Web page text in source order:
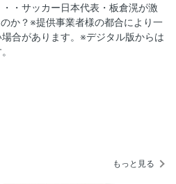
遺産登録で、“御墳印”ブームがや
４つの論点」
施設に独占潜入！
記
・サッカー日本代表・板倉滉が激
か？※提供事業者様の都合により一
合があります。※デジタル版からは
もっと見る